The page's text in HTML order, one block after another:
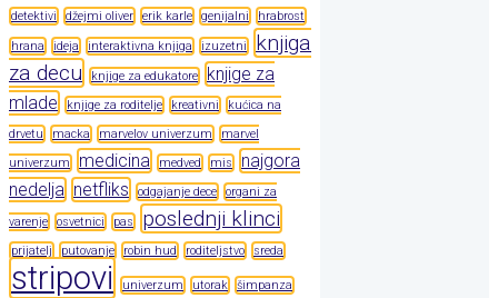
detektivi džejmi oliver erik karle genijalni hrabrost
hrana ideja interaktivna knjiga izuzetni
knjiga
za decu
knjige za edukatore
knjige za
mlade
knjige za roditelje kreativni
kućica na
drvetu
macka marvelov univerzum
marvel
univerzum
medicina medved mis
najgora
nedelja netfliks odgajanje dece organi za
varenje osvetnici pas poslednji klinci
prijatelj putovanje robin hud roditeljstvo sreda
stripovi univerzum utorak šimpanza